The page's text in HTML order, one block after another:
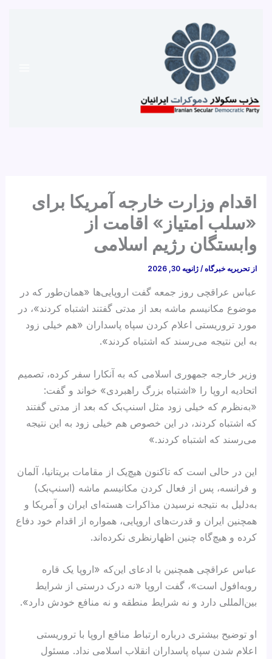
اقدام وزارت خارجه آمریکا برای
«سلب امتیاز» اقامت از
وابستگان رژیم اسلامی
از تحریریه خبرگاه/ژانویه 30, 2026
عباس عراقچی روز جمعه گفت اروپایی‌ها «همان‌طور که در
موضوع مکانیسم ماشه بعد از مدتی گفتند اشتباه کردند»، در
مورد تروریستی اعلام کردن سپاه پاسداران «هم خیلی زود
به این نتیجه می‌رسند که اشتباه کردند».
وزیر خارجه جمهوری اسلامی که به آنکارا سفر کرده، تصمیم
اتحادیه اروپا را «اشتباه بزرگ راهبردی» خواند و گفت:
«به‌نظرم که خیلی زود مثل اسنپ‌بک که بعد از مدتی گفتند
که اشتباه کردند، در این خصوص هم خیلی زود به این نتیجه
می‌رسند که اشتباه کردند.»
این در حالی است که تاکنون هیچ‌یک از مقامات بریتانیا، آلمان
و فرانسه، پس از فعال کردن مکانیسم ماشه (اسنپ‌بک)
به‌دلیل به نتیجه نرسیدن مذاکرات هسته‌ای ایران و آمریکا و
همچنین ایران و قدرت‌های اروپایی، همواره از اقدام خود دفاع
کرده و هیچ‌گاه چنین اظهارنظری نکرده‌اند.
عباس عراقچی همچنین با ادعای این‌که «اروپا یک قاره
روبه‌افول است»، گفت اروپا «نه درک درستی از شرایط
بین‌المللی دارد و نه شرایط منطقه و نه منافع خودش دارد».
او توضیح بیشتری درباره ارتباط منافع اروپا با تروریستی
اعلام شدن سپاه پاسداران انقلاب اسلامی نداد. مسئول